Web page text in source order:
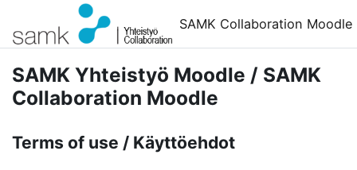
Siirry pääsisältöön
SAMK Collaboration Moodle
SAMK Yhteistyö Moodle / SAMK
Collaboration Moodle
Terms of use / Käyttöehdot